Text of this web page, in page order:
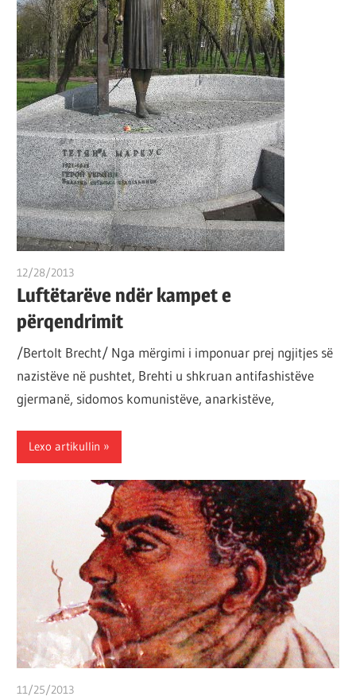
12/28/2013
Luftëtarëve ndër kampet e
përqendrimit
/Bertolt Brecht/ Nga mërgimi i imponuar prej ngjitjes së
nazistëve në pushtet, Brehti u shkruan antifashistëve
gjermanë, sidomos komunistëve, anarkistëve,
Lexo artikullin
11/25/2013